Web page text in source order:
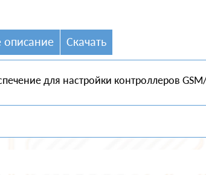
описание Скачать
для настройки контроллеров GSM/